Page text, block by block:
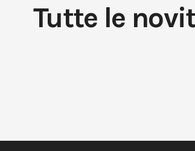
Tutte le